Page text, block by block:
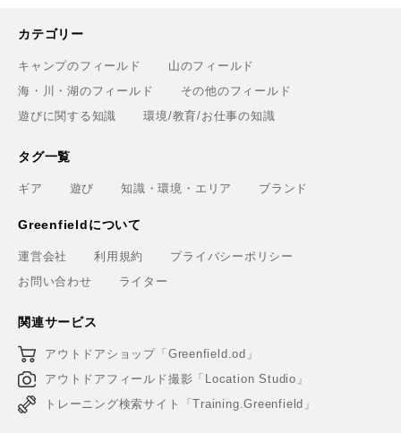
カテゴリー
キャンプのフィールド
山のフィールド
海・川・湖のフィールド
その他のフィールド
遊びに関する知識
環境/教育/お仕事の知識
タグ一覧
ギア 遊び 知識・環境・エリア ブランド
Greenfieldについて
運営会社 利用規約
プライバシーポリシー
お問い合わせ
ライター
関連サービス
アウトドアショップ「Greenfield.od」
アウトドアフィールド撮影「Location Studio」
トレーニング検索サイト「Training.Greenfield」